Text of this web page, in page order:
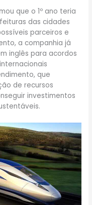
que o 1º ano teria
das cidades
parceiros e
a companhia já
inglês para acordos
que
de recursos
investimentos